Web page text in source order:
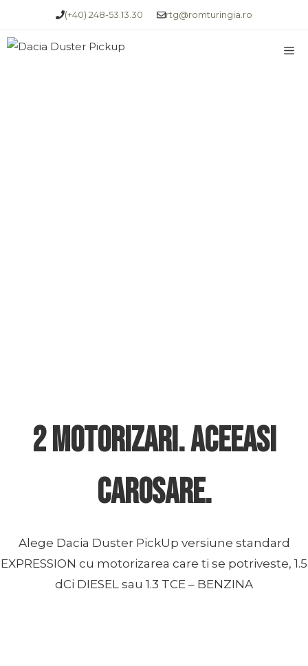
la
conținut
(+40) 248-53.13.30 rtg@romturingia.ro
2 motorizari. Aceeasi
carosare.
Alege Dacia Duster PickUp versiune standard
EXPRESSION cu motorizarea care ti se potriveste, 1.5
dCi DIESEL sau 1.3 TCE – BENZINA